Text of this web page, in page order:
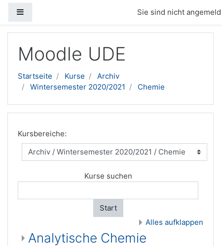
Sie sind nicht
Moodle UDE
Startseite Kurse
Archiv
Wintersemester 2020/2021
Chemie
Kursbereiche:
Kurse suchen
Start
Alles aufklappen
Analytische Chemie